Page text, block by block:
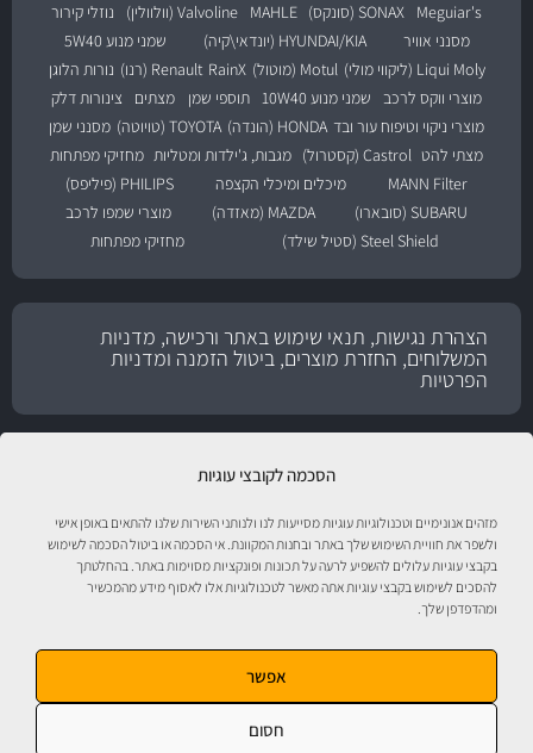
הסכמה לקובצי עוגיות
מזהים אנונימיים וטכנולוגיות עוגיות מסייעות לנו ולנותני השירות שלנו להתאים באופן אישי
ולשפר את חוויית השימוש שלך באתר ובחנות המקוונת. אי הסכמה או ביטול הסכמה לשימוש
בקבצי עוגיות עלולים להשפיע לרעה על תכונות ופונקציות מסוימות באתר. בהחלטתך
להסכים לשימוש בקבצי עוגיות אתה מאשר לטכנולוגיות אלו לאסוף מידע מהמכשיר
ומהדפדפן שלך.
אפשר
חסום
Meguiar's
SONAX (סונקס) MAHLE Valvoline (וולוולין)
נוזלי קירור
מסנני אוויר
HYUNDAI/KIA (יונדאי\קיה)
שמני מנוע 5W40
Liqui Moly (ליקווי מולי)
Motul (מוטול) RainX Renault (רנו)
נורות הלוגן
מוצרי ווקס לרכב
שמני מנוע 10W40 תוספי שמן מצתים
צינורות דלק
מוצרי ניקוי וטיפוח עור ובד HONDA (הונדה) TOYOTA (טויוטה)
מסנני שמן
מצתי להט Castrol (קסטרול) מגבות, ג'ילדות ומטליות מחזיקי מפתחות
MANN Filter
מיכלים ומיכלי הקצפה
PHILIPS (פיליפס)
SUBARU (סובארו)
MAZDA (מאזדה)
מוצרי שמפו לרכב
Steel Shield (סטיל שילד)
מחזיקי מפתחות
הצהרת נגישות, תנאי שימוש באתר ורכישה, מדניות
המשלוחים, החזרת מוצרים, ביטול הזמנה ומדניות
הפרטיות